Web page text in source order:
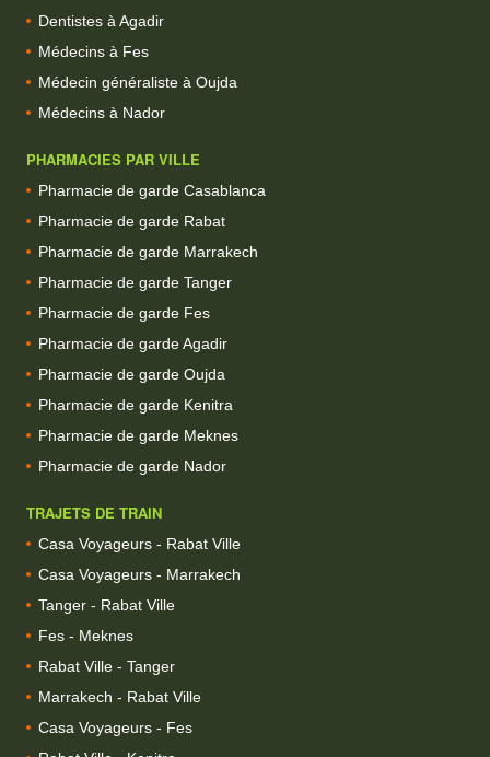
Dentistes à Agadir
Médecins à Fes
Médecin généraliste à Oujda
Médecins à Nador
PHARMACIES PAR VILLE
Pharmacie de garde Casablanca
Pharmacie de garde Rabat
Pharmacie de garde Marrakech
Pharmacie de garde Tanger
Pharmacie de garde Fes
Pharmacie de garde Agadir
Pharmacie de garde Oujda
Pharmacie de garde Kenitra
Pharmacie de garde Meknes
Pharmacie de garde Nador
TRAJETS DE TRAIN
Casa Voyageurs - Rabat Ville
Casa Voyageurs - Marrakech
Tanger - Rabat Ville
Fes - Meknes
Rabat Ville - Tanger
Marrakech - Rabat Ville
Casa Voyageurs - Fes